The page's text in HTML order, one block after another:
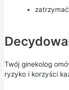
Twój ginekolog
ryzyko i korzyści